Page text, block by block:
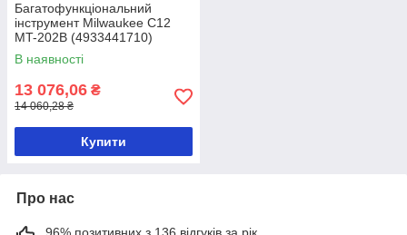
Багатофункціональний
інструмент Milwaukee C12
MT-202B (4933441710)
В наявності
13 076,06 ₴
14 060,28 ₴
Купити
Про нас